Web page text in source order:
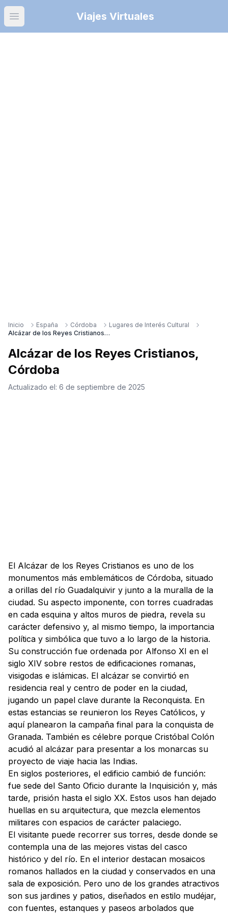
Open main menuViajes Virtuales
Inicio España Córdoba
Lugares de Interés Cultural
Alcázar de los Reyes Cristianos, Córdoba
Alcázar de los Reyes Cristianos,
Córdoba
Actualizado el: 6 de septiembre de 2025
El Alcázar de los Reyes Cristianos es uno de los
monumentos más emblemáticos de Córdoba, situado
a orillas del río Guadalquivir y junto a la muralla de la
ciudad. Su aspecto imponente, con torres cuadradas
en cada esquina y altos muros de piedra, revela su
carácter defensivo y, al mismo tiempo, la importancia
política y simbólica que tuvo a lo largo de la historia.
Su construcción fue ordenada por Alfonso XI en el
siglo XIV sobre restos de edificaciones romanas,
visigodas e islámicas. El alcázar se convirtió en
residencia real y centro de poder en la ciudad,
jugando un papel clave durante la Reconquista. En
estas estancias se reunieron los Reyes Católicos, y
aquí planearon la campaña final para la conquista de
Granada. También es célebre porque Cristóbal Colón
acudió al alcázar para presentar a los monarcas su
proyecto de viaje hacia las Indias.
En siglos posteriores, el edificio cambió de función:
fue sede del Santo Oficio durante la Inquisición y, más
tarde, prisión hasta el siglo XX. Estos usos han dejado
huellas en su arquitectura, que mezcla elementos
militares con espacios de carácter palaciego.
El visitante puede recorrer sus torres, desde donde se
contempla una de las mejores vistas del casco
histórico y del río. En el interior destacan mosaicos
romanos hallados en la ciudad y conservados en una
sala de exposición. Pero uno de los grandes atractivos
son sus jardines y patios, diseñados en estilo mudéjar,
con fuentes, estanques y paseos arbolados que